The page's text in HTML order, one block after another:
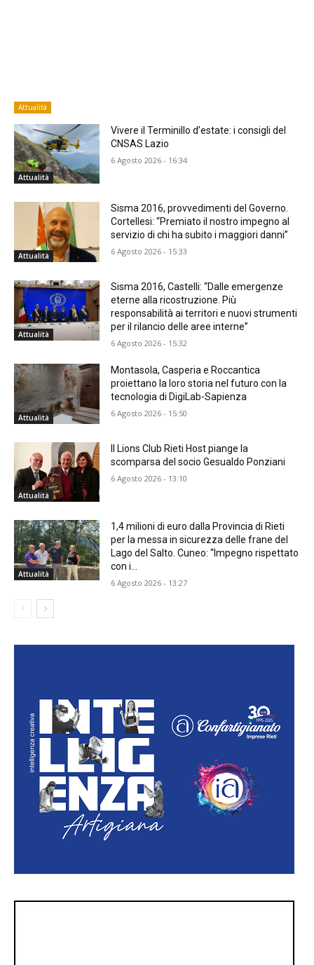
Attualità
Attualità
Vivere il Terminillo d’estate: i consigli del
CNSAS Lazio
6 Agosto 2026 - 16:34
Attualità
Sisma 2016, provvedimenti del Governo.
Cortellesi: “Premiato il nostro impegno al
servizio di chi ha subito i maggiori danni”
6 Agosto 2026 - 15:33
Attualità
Sisma 2016, Castelli: “Dalle emergenze
eterne alla ricostruzione. Più
responsabilità ai territori e nuovi strumenti
per il rilancio delle aree interne”
6 Agosto 2026 - 15:32
Attualità
Montasola, Casperia e Roccantica
proiettano la loro storia nel futuro con la
tecnologia di DigiLab-Sapienza
6 Agosto 2026 - 15:50
Attualità
Il Lions Club Rieti Host piange la
scomparsa del socio Gesualdo Ponziani
6 Agosto 2026 - 13:10
Attualità
1,4 milioni di euro dalla Provincia di Rieti
per la messa in sicurezza delle frane del
Lago del Salto. Cuneo: “Impegno rispettato
con i...
6 Agosto 2026 - 13:27